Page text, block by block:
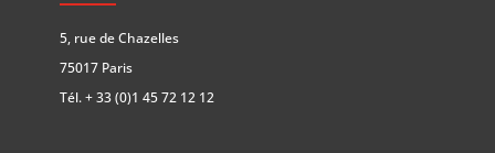
5, rue de Chazelles
75017 Paris
Tél.+ 33 (0)1 45 72 12 12